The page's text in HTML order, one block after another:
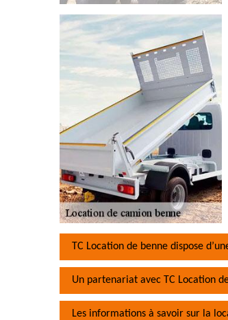
TC Location de benne dispose
Un partenariat avec TC Location
Les informations à savoir sur la